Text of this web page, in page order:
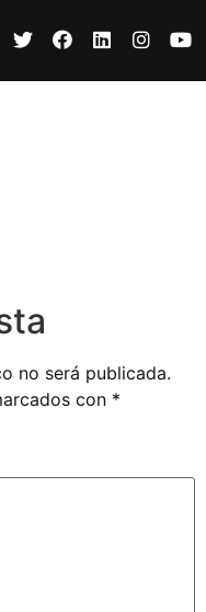
no será publicada.
con *